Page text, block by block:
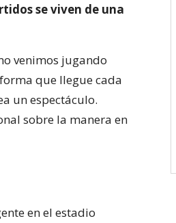
se viven de una
venimos jugando
que llegue cada
un espectáculo.
sobre la manera en
en el estadio